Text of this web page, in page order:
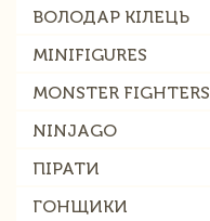
ВОЛОДАР КІЛЕЦЬ
MINIFIGURES
MONSTER FIGHTERS
NINJAGO
ПІРАТИ
ГОНЩИКИ